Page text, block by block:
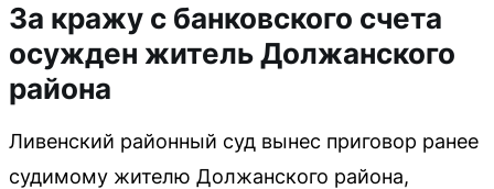
За кражу с банковского счета
осужден житель Должанского
района
Ливенский районный суд вынес приговор ранее
судимому жителю Должанского района,